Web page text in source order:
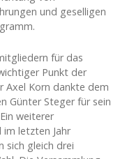
und geselligen
für das
Punkt der
Axel Korn dankte dem
Günter Steger für sein
weiterer
letzten Jahr
sich gleich drei